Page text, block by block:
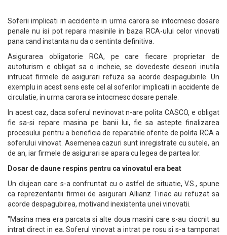
Soferii implicati in accidente in urma carora se intocmesc dosare
penale nu isi pot repara masinile in baza RCA-ului celor vinovati
pana cand instanta nu da o sentinta definitiva.
Asigurarea obligatorie RCA, pe care fiecare proprietar de
autoturism e obligat sa o incheie, se dovedeste deseori inutila
intrucat firmele de asigurari refuza sa acorde despagubirile. Un
exemplu in acest sens este cel al soferilor implicati in accidente de
circulatie, in urma carora se intocmesc dosare penale.
In acest caz, daca soferul nevinovat n-are polita CASCO, e obligat
fie sa-si repare masina pe banii lui, fie sa astepte finalizarea
procesului pentru a beneficia de reparatiile oferite de polita RCA a
soferului vinovat. Asemenea cazuri sunt inregistrate cu sutele, an
de an, iar firmele de asigurari se apara cu legea de partea lor.
Dosar de daune respins pentru ca vinovatul era beat
Un clujean care s-a confruntat cu o astfel de situatie, V.S., spune
ca reprezentantii firmei de asigurari Allianz Tiriac au refuzat sa
acorde despagubirea, motivand inexistenta unei vinovatii.
"Masina mea era parcata si alte doua masini care s-au ciocnit au
intrat direct in ea. Soferul vinovat a intrat pe rosu si s-a tamponat